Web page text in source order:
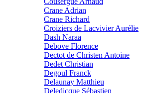
Chemins d’étoiles
Visions
Crane Adrian
Crane Richard
Croiziers de Lacvivier Aurélie
Dash Naraa
Debove Florence
Dectot de Christen Antoine
Dedet Christian
Degoul Franck
Delaunay Matthieu
Deledicque Sébastien